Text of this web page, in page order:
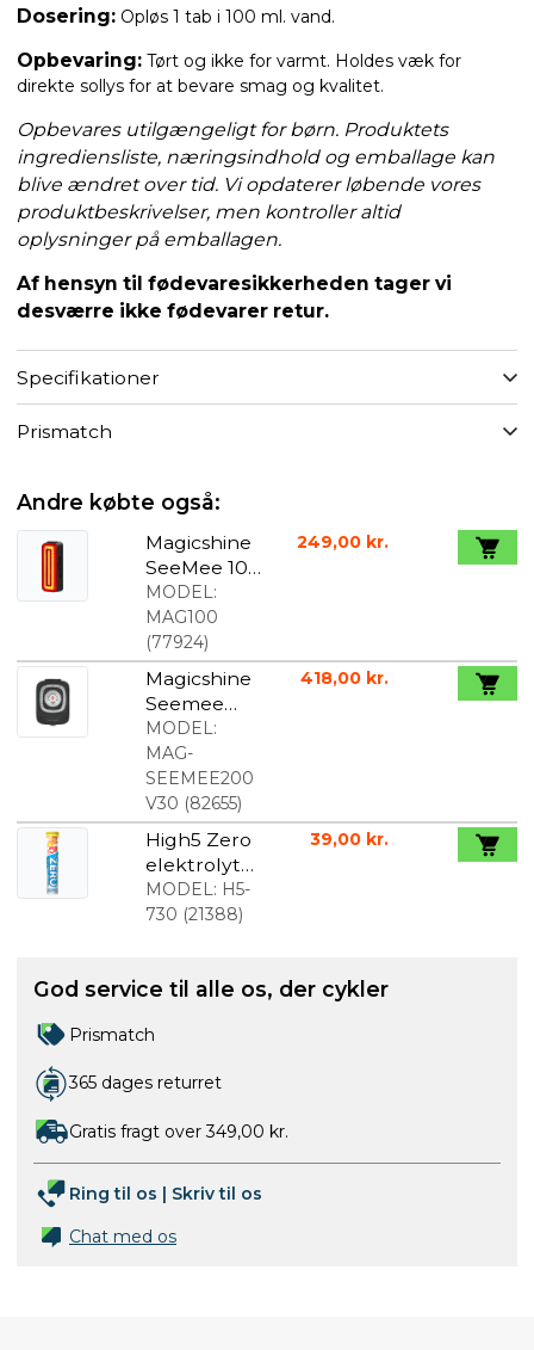
Dosering: Opløs 1 tab i 100 ml. vand.
Opbevaring: Tørt og ikke for varmt. Holdes væk for
direkte sollys for at bevare smag og kvalitet.
Opbevares utilgængeligt for børn. Produktets
ingrediensliste, næringsindhold og emballage kan
blive ændret over tid. Vi opdaterer løbende vores
produktbeskrivelser, men kontroller altid
oplysninger på emballagen.
Af hensyn til fødevaresikkerheden tager vi
desværre ikke fødevarer retur.
Specifikationer
Prismatch
Andre købte også:
Magicshine
SeeMee 100
V2
Baglygte
med Lys og
bevægelses
sensor
MODEL:
MAG100
(77924)
249,00 kr.
Magicshine
Seemee
200 V3.0
baglygte
lyssensor
MODEL:
MAG-
SEEMEE200
V30 (82655)
418,00 kr.
High5 Zero
elektrolyt
tabletter
tropiske
MODEL: H5-
730 (21388)
39,00 kr.
God service til alle os, der cykler
Prismatch
365 dages returret
Gratis fragt over 349,00 kr.
Ring til os | Skriv til os
Chat med os